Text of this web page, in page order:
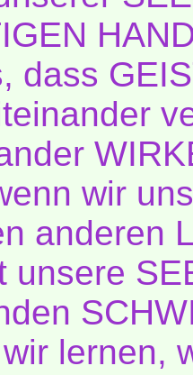
dass
wir
anderen
unsere
lernen,